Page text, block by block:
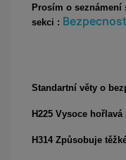
Prosím o
sekci :
Standartní věty o
H225 Vysoce
H314 Způsobuje